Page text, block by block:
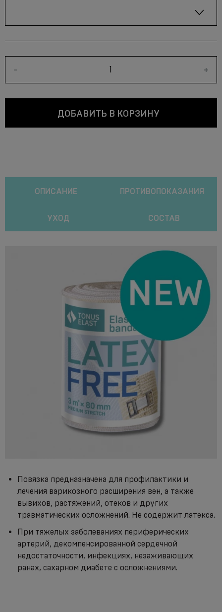
- +
ДОБАВИТЬ В КОРЗИНУ
ОПИСАНИЕ ПРОТИВОПОКАЗАНИЯ
УХОД СОСТАВ
Повязка предназначена для профилактики и
лечения варикозного расширения вен, а также
вывихов, растяжений, отеков и других
травматических осложнений. Не содержит латекса.
При тяжелых заболеваниях периферических
артерий, декомпенсированной сердечной
недостаточности, инфекциях, незаживающих
ранах, сахарном диабете с осложнениями.